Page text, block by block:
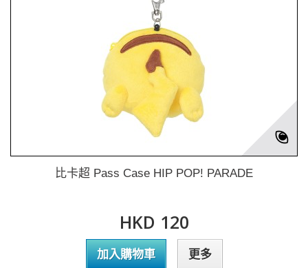
比卡超 Pass Case HIP POP! PARADE
HKD 120
加入購物車 更多